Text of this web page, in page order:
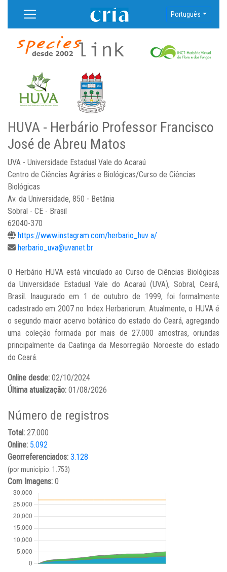
Português
HUVA - Herbário Professor Francisco
José de Abreu Matos
UVA - Universidade Estadual Vale do Acaraú
Centro de Ciências Agrárias e Biológicas/Curso de Ciências
Biológicas
Av. da Universidade, 850 - Betânia
Sobral - CE - Brasil
62040-370
https://www.instagram.com/herbario_huv a/
herbario_uva@uvanet.br
O Herbário HUVA está vinculado ao Curso de Ciências Biológicas
da Universidade Estadual Vale do Acaraú (UVA), Sobral, Ceará,
Brasil. Inaugurado em 1 de outubro de 1999, foi formalmente
cadastrado em 2007 no Index Herbariorum. Atualmente, o HUVA é
o segundo maior acervo botânico do estado do Ceará, agregando
uma coleção formada por mais de 27.000 amostras, oriundas
principalmente da Caatinga da Mesorregião Noroeste do estado
do Ceará.
Online desde: 02/10/2024
Última atualização: 01/08/2026
Número de registros
Total: 27.000
Online: 5.092
Georreferenciados: 3.128
(por município: 1.753)
Com Imagens: 0